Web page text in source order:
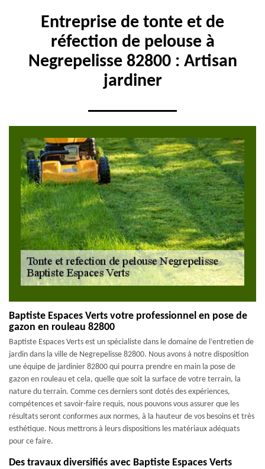
Entreprise de tonte et de
réfection de pelouse à
Negrepelisse 82800 : Artisan
jardiner
Baptiste Espaces Verts votre professionnel en pose de
gazon en rouleau 82800
Baptiste Espaces Verts est un spécialiste dans le domaine de l’entretien de
jardin dans la ville de Negrepelisse 82800. Nous avons à notre disposition
une équipe de jardinier 82800 qui pourra prendre en main la pose de
gazon en rouleau et cela, quelle que soit la surface de votre terrain, la
nature du terrain. Comme ces derniers sont dotés des expériences,
compétences et savoir-faire requis, nous pouvons vous assurer que les
résultats seront conformes aux normes, à la hauteur de vos besoins et très
esthétique. Nous mettrons à leurs dispositions les matériaux adéquats
pour ce faire.
Des travaux diversifiés avec Baptiste Espaces Verts